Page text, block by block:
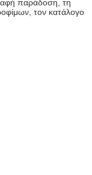
παράδοση, τη
τον κατάλογο